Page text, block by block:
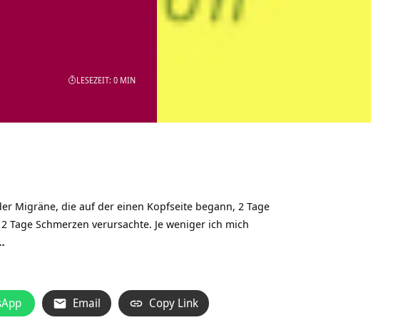
LESEZEIT: 0 MIN
Migräne, die auf der einen Kopfseite begann, 2 Tage
Schmerzen verursachte. Je weniger ich mich
Email Copy Link